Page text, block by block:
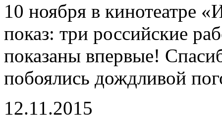
10 ноября в кинотеатре
показ: три российские
показаны впервые!
побоялись дождливой
12.11.2015